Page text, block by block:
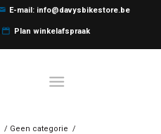
E-mail: info@davysbikestore.be
Plan winkelafspraak
/ Geen categorie /